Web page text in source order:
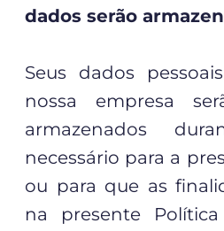
dados serão
Seus dados
nossa empresa
armazenados
necessário para a
ou para que as
na presente